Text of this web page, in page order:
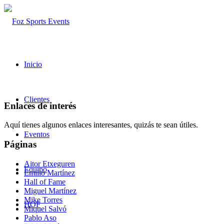
Inicio
Clientes
Eventos
Equipo
HOF
Enlaces de interés
Aquí tienes algunos enlaces interesantes, quizás te sean útiles.
Páginas
Aitor Etxeguren
Emilio Martínez
Hall of Fame
Miguel Martínez
Mike Torres
Miquel Salvó
Pablo Aso